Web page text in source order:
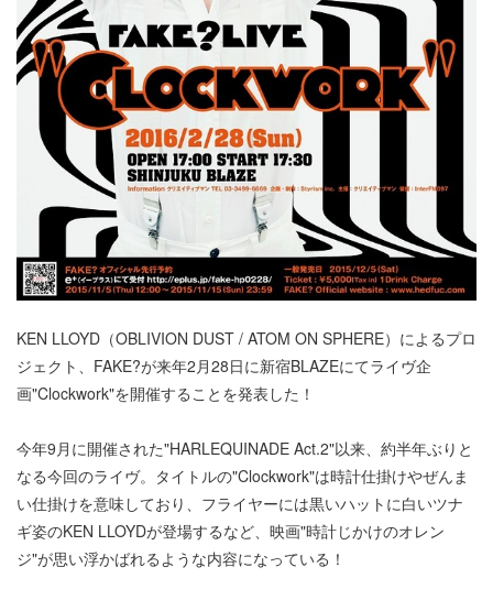
KEN LLOYD（OBLIVION DUST / ATOM ON SPHERE）によるプロ
ジェクト、FAKE?が来年2月28日に新宿BLAZEにてライヴ企
画"Clockwork"を開催することを発表した！
今年9月に開催された"HARLEQUINADE Act.2"以来、約半年ぶりと
なる今回のライヴ。タイトルの"Clockwork"は時計仕掛けやぜんま
い仕掛けを意味しており、フライヤーには黒いハットに白いツナ
ギ姿のKEN LLOYDが登場するなど、映画"時計じかけのオレン
ジ"が思い浮かばれるような内容になっている！